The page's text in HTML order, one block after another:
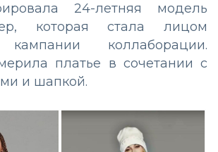
24-летняя модель
которая стала лицом
коллаборации.
платье в сочетании с
и шапкой.